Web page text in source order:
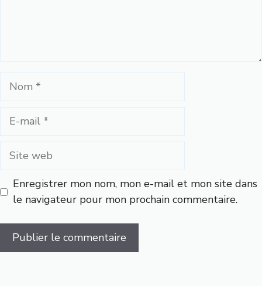
Nom
Site
Enregistrer mon nom, mon e-mail et mon site dans
le navigateur pour mon prochain commentaire.